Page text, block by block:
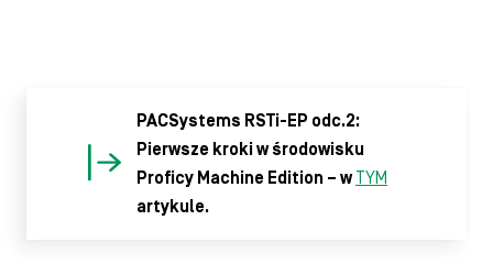
PACSystems RSTi-EP odc.2:
Pierwsze kroki w środowisku
Proficy Machine Edition – wTYM
artykule.